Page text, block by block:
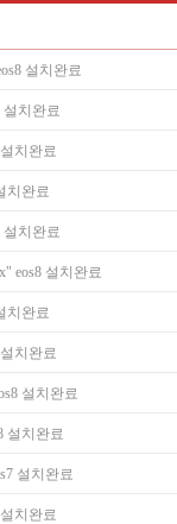
설치완료
설치완료
치완료
치완료
설치완료
eos8 설치완료
치완료
치완료
설치완료
설치완료
설치완료
치완료